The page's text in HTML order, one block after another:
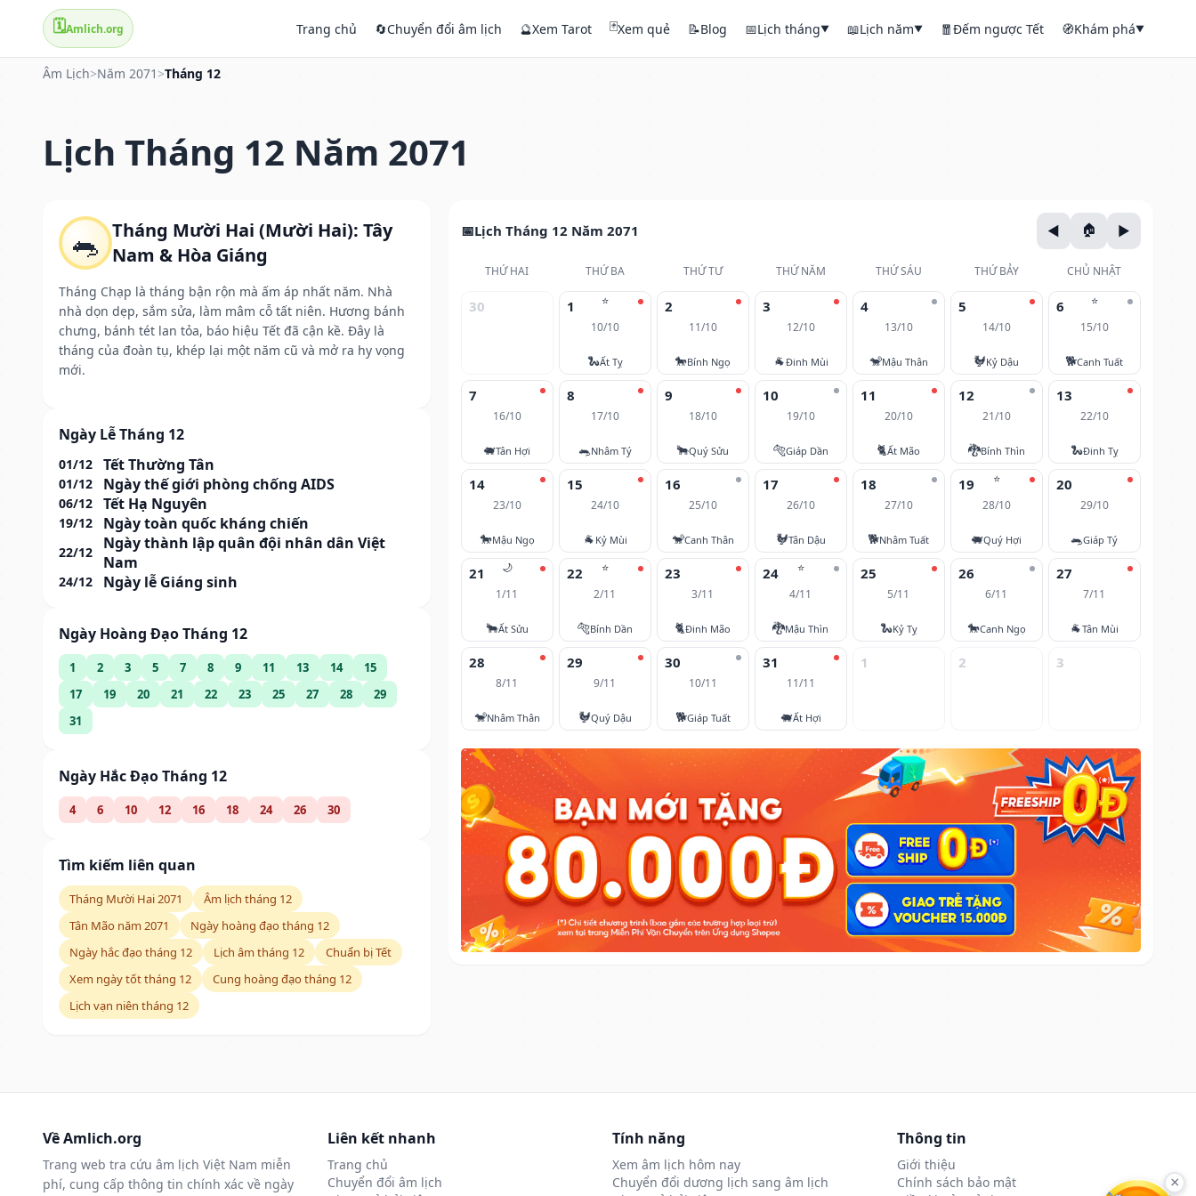
🗓️Amlich.org Trang chủ 🔄Chuyển đổi âm lịch 🔮Xem Tarot 🃏Xem quẻ 📝Blog 📅Lịch tháng▼ 📖Lịch năm▼ 🧧Đếm ngược Tết 🧭Khám phá▼
Âm Lịch>Năm 2071 >Tháng 12
Lịch Tháng 12 Năm 2071
🐀 Tháng Mười Hai (Mười Hai): Tây
Nam & Hòa Giáng
Tháng Chạp là tháng bận rộn mà ấm áp nhất năm. Nhà
nhà dọn dẹp, sắm sửa, làm mâm cỗ tất niên. Hương bánh
chưng, bánh tét lan tỏa, báo hiệu Tết đã cận kề. Đây là
tháng của đoàn tụ, khép lại một năm cũ và mở ra hy vọng
mới.
Ngày Lễ Tháng 12
01/12 Tết Thường Tân
01/12 Ngày thế giới phòng chống AIDS
06/12 Tết Hạ Nguyên
19/12 Ngày toàn quốc kháng chiến
22/12
Ngày thành lập quân đội nhân dân Việt
Nam
24/12 Ngày lễ Giáng sinh
Ngày Hoàng Đạo Tháng 12
1 2 3 5 7 8 9 11 13 14
15
17
19 20 21 22 23 25 27 28
29
31
Ngày Hắc Đạo Tháng 12
4 6 10 12 16 18 24 26 30
Tìm kiếm liên quan
Tháng Mười Hai 2071
Âm lịch tháng 12
Tân Mão năm 2071
Ngày hoàng đạo tháng 12
Ngày hắc đạo tháng 12
Lịch âm tháng 12
Chuẩn bị Tết
Xem ngày tốt tháng 12
Cung hoàng đạo tháng 12
Lịch vạn niên tháng 12
Lịch Tháng 12 Năm 2071
THỨ HAI THỨ BA THỨ TƯ THỨ NĂM THỨ SÁU THỨ BẢY CHỦ NHẬT
30 ⭐
1
10/10
🐍Ất Tỵ
2
11/10
🐎Bính Ngọ
3
12/10
🐐Đinh Mùi
4
13/10
🐒Mậu Thân
5
14/10
🐓Kỷ Dậu
⭐
6
15/10
🐕Canh Tuất
7
16/10
🐖Tân Hợi
8
17/10
🐀Nhâm Tý
9
18/10
🐂Quý Sửu
10
19/10
🐅Giáp Dần
11
20/10
🐈Ất Mão
12
21/10
🐉Bính Thìn
13
22/10
🐍Đinh Tỵ
14
23/10
🐎Mậu Ngọ
15
24/10
🐐 Kỷ Mùi
16
25/10
🐒Canh Thân
17
26/10
🐓Tân Dậu
18
27/10
🐕Nhâm Tuất
⭐
19
28/10
🐖Quý Hợi
20
29/10
🐀Giáp Tý
🌙
21
1/11
🐂Ất Sửu
⭐
22
2/11
🐅Bính Dần
23
3/11
🐈Đinh Mão
⭐
24
4/11
🐉Mậu Thìn
25
5/11
🐍Kỷ Tỵ
26
6/11
🐎Canh Ngọ
27
7/11
🐐Tân Mùi
28
8/11
🐒Nhâm Thân
29
9/11
🐓Quý Dậu
30
10/11
🐕Giáp Tuất
31
11/11
🐖Ất Hợi
1 2 3
Về Amlich.org
Trang web tra cứu âm lịch Việt Nam miễn
phí, cung cấp thông tin chính xác về ngày
Liên kết nhanh
Trang chủ
Chuyển đổi âm lịch
Tính năng
Xem âm lịch hôm nay
Chuyển đổi dương lịch sang âm lịch
Thông tin
Giới thiệu
Chính sách bảo mật
×